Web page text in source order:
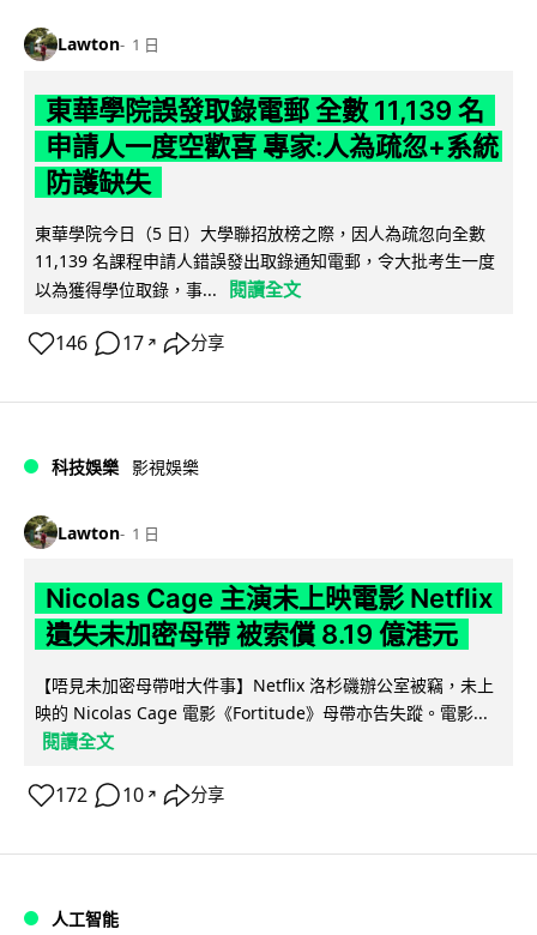
Lawton 1 日
東華學院誤發取錄電郵 全數 11,139 名
申請人一度空歡喜 專家:人為疏忽+系統
防護缺失
東華學院今日（5 日）大學聯招放榜之際，因人為疏忽向全數
11,139 名課程申請人錯誤發出取錄通知電郵，令大批考生一度
以為獲得學位取錄，事...
閱讀全文
146 17 ↗ 分享
科技娛樂 影視娛樂
Lawton 1 日
Nicolas Cage 主演未上映電影 Netflix
遺失未加密母帶 被索償 8.19 億港元
【唔見未加密母帶咁大件事】Netflix 洛杉磯辦公室被竊，未上
映的 Nicolas Cage 電影《Fortitude》母帶亦告失蹤。電影...
閱讀全文
172 10 ↗ 分享
人工智能